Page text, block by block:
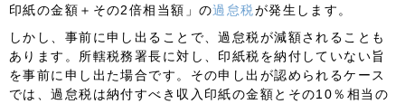
印紙の金額＋その2倍相当額」の過怠税が発生します。
しかし、事前に申し出ることで、過怠税が減額されることも
あります。所轄税務署長に対し、印紙税を納付していない旨
を事前に申し出た場合です。その申し出が認められるケース
では、過怠税は納付すべき収入印紙の金額とその10％相当の